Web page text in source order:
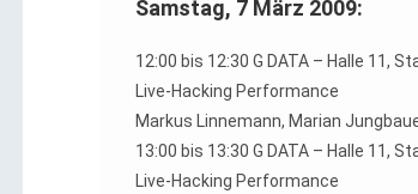
Samstag, 7 März 2009:
12:00 bis 12:30 G DATA – Halle 11,
Live-Hacking Performance
Markus Linnemann, Marian
13:00 bis 13:30 G DATA – Halle 11,
Live-Hacking Performance